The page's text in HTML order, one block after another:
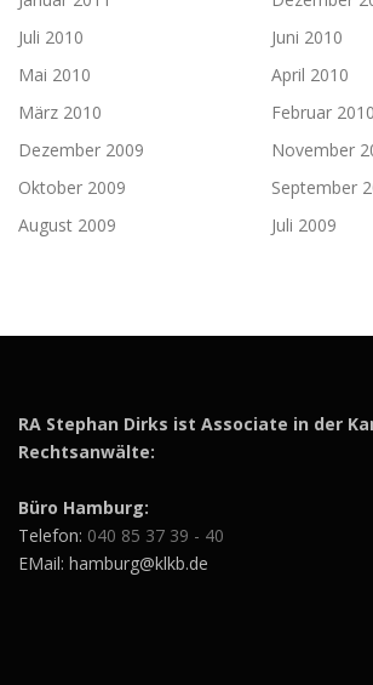
Juli 2010
Juni 2010
Mai 2010
April 2010
März 2010
Februar 2010
Dezember 2009
November
Oktober 2009
September
August 2009
Juli 2009
RA Stephan Dirks ist Associate in der
Rechtsanwälte:
Büro Hamburg:
Telefon: 040 85 37 39 - 40
EMail: hamburg@klkb.de